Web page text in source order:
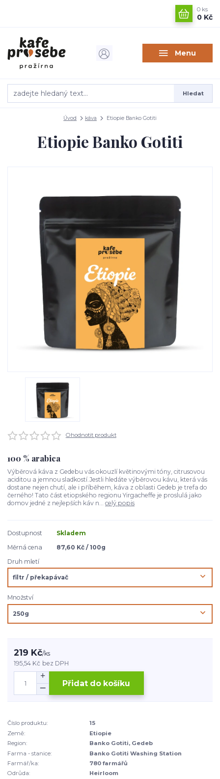
Menu
Hledat
0 ks
0 Kč
Úvod káva Etiopie Banko Gotiti
Etiopie Banko Gotiti
Ohodnotit produkt
100 % arabica
Výběrová káva z Gedebu vás okouzlí květinovými tóny, citrusovou
aciditou a jemnou sladkostí.Jestli hledáte výběrovou kávu, která vás
dostane nejen chutí, ale i příběhem, káva z oblasti Gedeb je trefa do
černého! Tato část etiopského regionu Yirgacheffe je proslulá jako
domov jedné z nejlepších káv n... celý popis
Dostupnost
Skladem
Měrná cena
87,60 Kč / 100g
Druh mletí
Množství
219 Kč/ks
195,54 Kč bez DPH
Přidat do košíku
Číslo produktu:
15
Země:
Etiopie
Region:
Banko Gotiti, Gedeb
Farma - stanice:
Banko Gotiti Washing Station
Farmář/ka:
780 farmářů
Odrůda:
Heirloom